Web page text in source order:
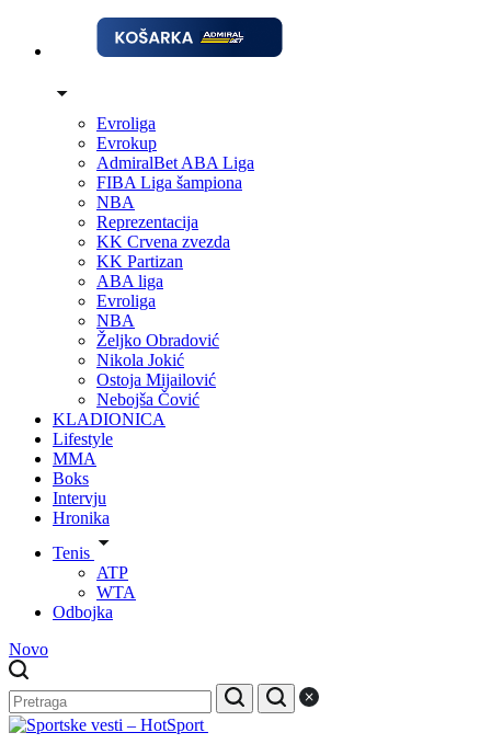
Evroliga
Evrokup
AdmiralBet ABA Liga
FIBA Liga šampiona
NBA
Reprezentacija
KK Crvena zvezda
KK Partizan
ABA liga
Evroliga
NBA
Željko Obradović
Nikola Jokić
Ostoja Mijailović
Nebojša Čović
KLADIONICA
Lifestyle
MMA
Boks
Intervju
Hronika
Tenis
ATP
WTA
Odbojka
Novo